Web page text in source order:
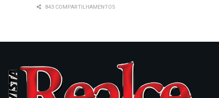
843 COMPARTILHAMENTOS